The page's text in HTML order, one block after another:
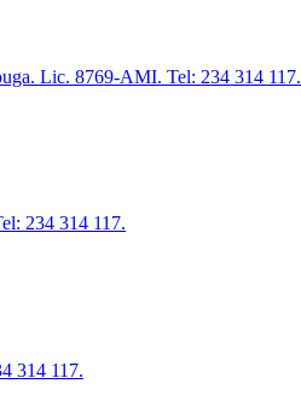
Lic. 8769-AMI. Tel: 234 314 117.
234 314 117.
314 117.